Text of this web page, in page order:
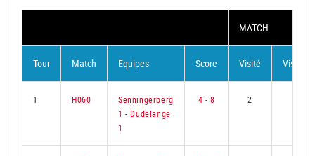
MATCH
Tour Match Equipes Score Visité Visiteur
1 H060
Senningerberg
1 - Dudelange
1
4 - 8 2